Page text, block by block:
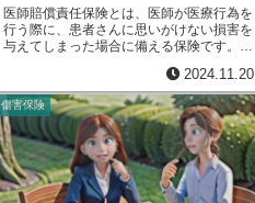
会社員として働いていた人が、事故の後遺
症でパートの仕事しかできなくなったとし
ましょう。この場合、会社員時代の収入と
パート勤務になってからの収入の差額が、
逸失利益として計算されることになりま
す。逸失利益の計算は、年齢や職業、事故
前の収入などを基に行われます。例えば、
若い人であれば働く期間が長いと考えられ
るため、逸失利益は高額になる傾向があり
ます。反対に、定年退職が近い人であれ
ば、働く期間が短いため、逸失利益は少な
医師賠償責任保険とは、医師が医療行為を
行う際に、患者さんに思いがけない損害を
与えてしまった場合に備える保険です。医
万が一の事故が起きた場合は、患者さんや
そのご家族に大きな負担がかかることがあ
ります。例えば、手術中の予期せぬ合併症
や、投薬による副作用、診断の誤りなど
が、患者さんの体に不利益をもたらす可能
性があります。このような場合、患者さん
側は医師に対して損害賠償を求めることが
あります。医師賠償責任保険は、まさにこ
2024.11.20
傷害保険